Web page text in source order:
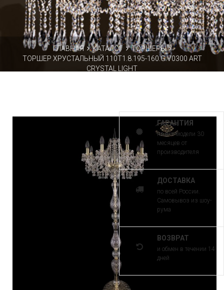
ГЛАВНАЯ КАТАЛОГ
ТОРШЕРЫ
ТОРШЕР ХРУСТАЛЬНЫЙ 110T1.8.195-160.G.V0300 ART
CRYSTAL LIGHT
ГАРАНТИЯ
на все модели 30
месяцев от
производителя
ДОСТАВКА
по всей России.
Самовывоз из шоу-
рума
ВОЗВРАТ
и обмен в течении 14
дней